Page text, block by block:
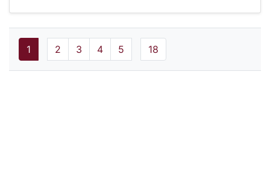
1 2 3 4 5 18